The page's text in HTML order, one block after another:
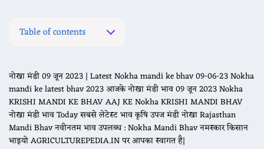
Table of contents
नोखा मंडी 09 जून 2023 | Latest Nokha mandi ke bhav 09-06-23 Nokha
mandi ke latest bhav 2023 आजके नोखा मंडी भाव 09 जून 2023 Nokha
KRISHI MANDI KE BHAV AAJ KE Nokha KRISHI MANDI BHAV
नोखा मंडी भाव Today सबसे लेटेस्ट भाव कृषि उपज मंडी नोखा Rajasthan
Mandi Bhav नवीनतम भाव उपलब्ध : Nokha Mandi Bhav नमस्कार किसान
भाइयो AGRICULTUREPEDIA.IN पर आपका स्वागत है|